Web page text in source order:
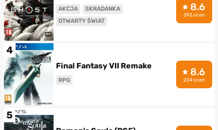
AKCJA
SKRADANKA
OTWARTY ŚWIAT
8.6
392 ocen
4
Final Fantasy VII Remake
RPG
8.6
234 ocen
5